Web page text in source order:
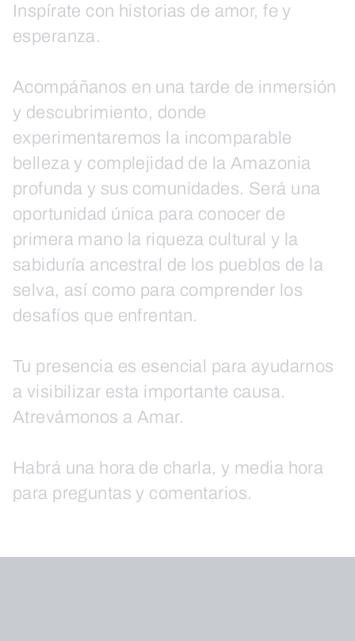
Inspírate con historias de amor, fe y
esperanza.
Acompáñanos en una tarde de inmersión
y descubrimiento, donde
experimentaremos la incomparable
belleza y complejidad de la Amazonia
profunda y sus comunidades. Será una
oportunidad única para conocer de
primera mano la riqueza cultural y la
sabiduría ancestral de los pueblos de la
selva, así como para comprender los
desafíos que enfrentan.
Tu presencia es esencial para ayudarnos
a visibilizar esta importante causa.
Atrevámonos a Amar.
Habrá una hora de charla, y media hora
para preguntas y comentarios.